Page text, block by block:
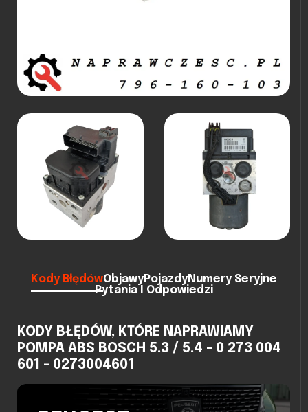
Kody BłędówObjawyPojazdyNumery Seryjne
Pytania I Odpowiedzi
KODY BŁĘDÓW, KTÓRE NAPRAWIAMY
POMPA ABS BOSCH 5.3 / 5.4 - 0 273 004
601 - 0273004601